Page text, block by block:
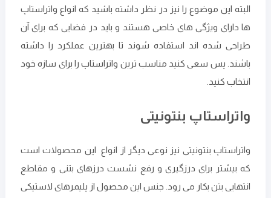
البته این موضوع را نیز در نظر داشته باشید که انواع واتراستاپ
ها دارای ویژگی های خاصی هستند و باید در فضایی که برای آن
طراحی شده اند استفاده شوند تا بهترین عملکرد را داشته
باشند. پس سعی کنید مناسب ترین واتراستاپ را برای سازه خود
انتخاب کنید.
واتراستاپ بنتونیتی
واتراستاپ بنتونیتی نیز نوعی دیگر از انواع این محصولات است
که بیشتر برای درزگیری و رفع نشست درزهای بتنی و مقاطع
انتهایی بتن بکار می رود. جنس این محصول از پلیمرهای لاستیکی